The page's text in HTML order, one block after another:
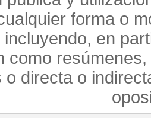
forma o
en
como
o directa o